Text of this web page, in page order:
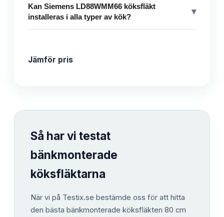
Kan Siemens LD88WMM66 köksfläkt
installeras i alla typer av kök?
▾
Jämför pris
Så har vi testat
bänkmonterade
köksfläktarna
När vi på Testix.se bestämde oss för att hitta
den bästa bänkmonterade köksfläkten 80 cm